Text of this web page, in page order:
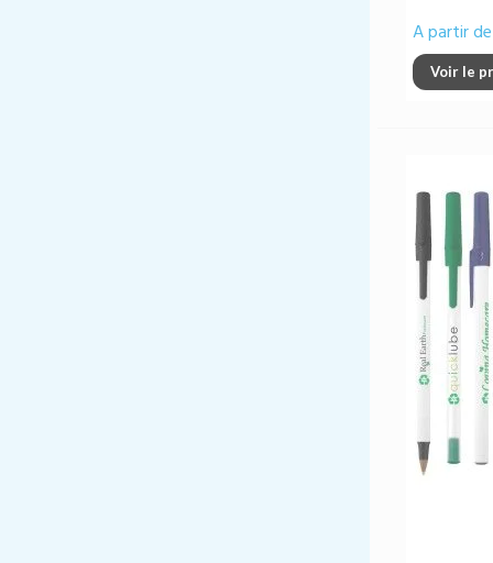
A partir de
Voir le